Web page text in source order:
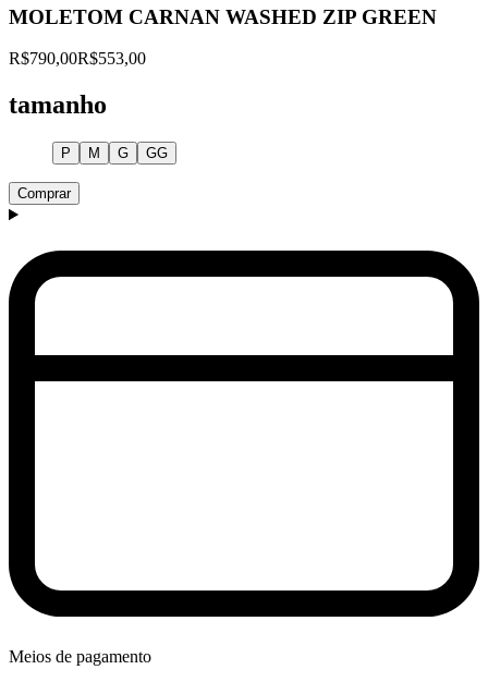
MOLETOM CARNAN WASHED ZIP GREEN
R$790,00R$553,00
tamanho
P M G GG
Comprar
Meios de pagamento